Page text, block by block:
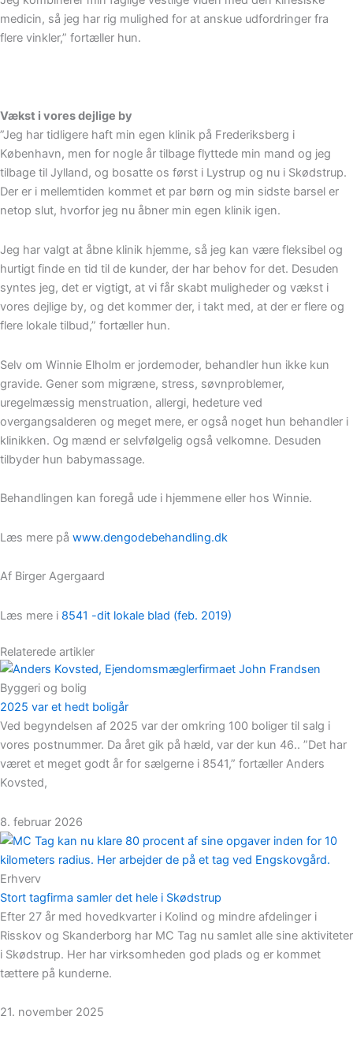
medicin, så jeg har rig mulighed for at anskue udfordringer fra
flere vinkler,” fortæller hun.
Vækst i vores dejlige by
”Jeg har tidligere haft min egen klinik på Frederiksberg i
København, men for nogle år tilbage flyttede min mand og jeg
tilbage til Jylland, og bosatte os først i Lystrup og nu i Skødstrup.
Der er i mellemtiden kommet et par børn og min sidste barsel er
netop slut, hvorfor jeg nu åbner min egen klinik igen.
Jeg har valgt at åbne klinik hjemme, så jeg kan være fleksibel og
hurtigt finde en tid til de kunder, der har behov for det. Desuden
syntes jeg, det er vigtigt, at vi får skabt muligheder og vækst i
vores dejlige by, og det kommer der, i takt med, at der er flere og
flere lokale tilbud,” fortæller hun.
Selv om Winnie Elholm er jordemoder, behandler hun ikke kun
gravide. Gener som migræne, stress, søvnproblemer,
uregelmæssig menstruation, allergi, hedeture ved
overgangsalderen og meget mere, er også noget hun behandler i
klinikken. Og mænd er selvfølgelig også velkomne. Desuden
tilbyder hun babymassage.
Behandlingen kan foregå ude i hjemmene eller hos Winnie.
Læs mere på www.dengodebehandling.dk
Af Birger Agergaard
Læs mere i 8541 -dit lokale blad (feb. 2019)
Relaterede artikler
Byggeri og bolig
2025 var et hedt boligår
Ved begyndelsen af 2025 var der omkring 100 boliger til salg i
vores postnummer. Da året gik på hæld, var der kun 46.. ”Det har
været et meget godt år for sælgerne i 8541,” fortæller Anders
Kovsted,
8. februar 2026
Erhverv
Stort tagfirma samler det hele i Skødstrup
Efter 27 år med hovedkvarter i Kolind og mindre afdelinger i
Risskov og Skanderborg har MC Tag nu samlet alle sine aktiviteter
i Skødstrup. Her har virksomheden god plads og er kommet
tættere på kunderne.
21. november 2025